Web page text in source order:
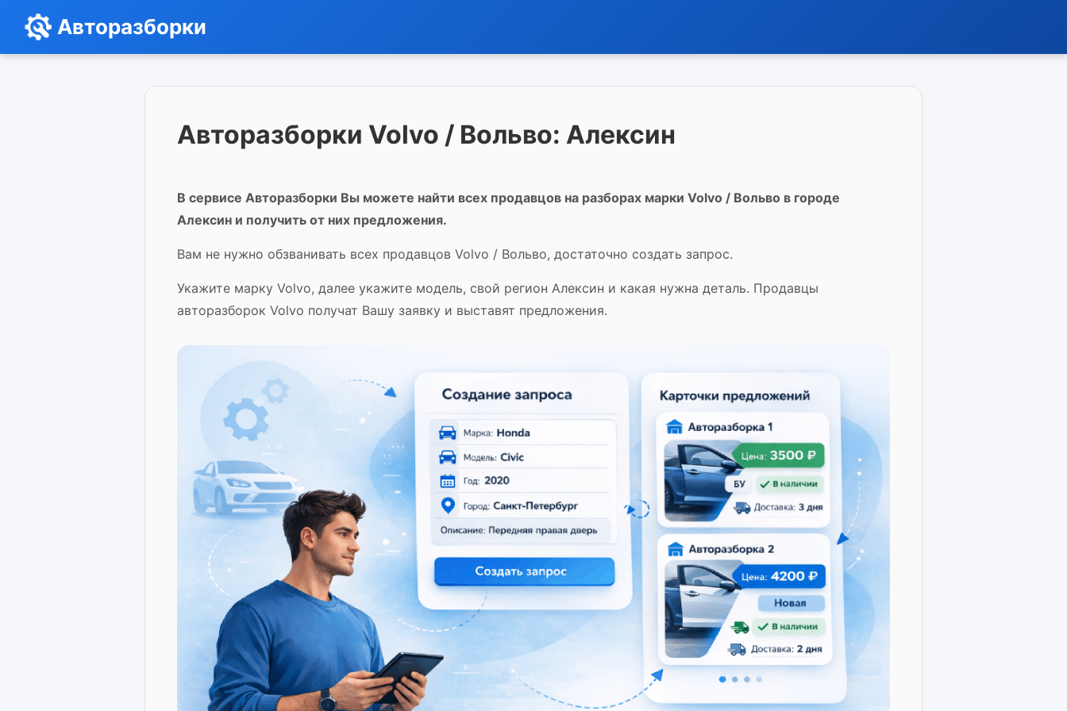
Авторазборки
Авторазборки Volvo / Вольво: Алексин
В сервисе Авторазборки Вы можете найти всех продавцов на разборах марки Volvo / Вольво в городе
Алексин и получить от них предложения.
Вам не нужно обзванивать всех продавцов Volvo / Вольво, достаточно создать запрос.
Укажите марку Volvo, далее укажите модель, свой регион Алексин и какая нужна деталь. Продавцы
авторазборок Volvo получат Вашу заявку и выставят предложения.